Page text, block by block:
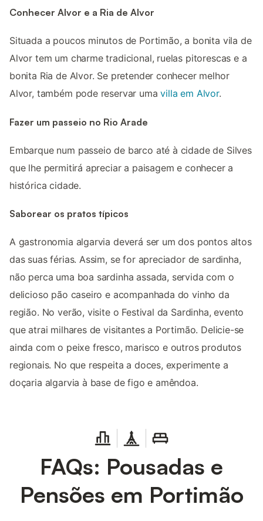
Conhecer Alvor e a Ria de Alvor
Situada a poucos minutos de Portimão, a bonita vila de
Alvor tem um charme tradicional, ruelas pitorescas e a
bonita Ria de Alvor. Se pretender conhecer melhor
Alvor, também pode reservar umavilla em Alvor.
Fazer um passeio no Rio Arade
Embarque num passeio de barco até à cidade de Silves
que lhe permitirá apreciar a paisagem e conhecer a
histórica cidade.
Saborear os pratos típicos
A gastronomia algarvia deverá ser um dos pontos altos
das suas férias. Assim, se for apreciador de sardinha,
não perca uma boa sardinha assada, servida com o
delicioso pão caseiro e acompanhada do vinho da
região. No verão, visite o Festival da Sardinha, evento
que atrai milhares de visitantes a Portimão. Delicie-se
ainda com o peixe fresco, marisco e outros produtos
regionais. No que respeita a doces, experimente a
doçaria algarvia à base de figo e amêndoa.
FAQs: Pousadas e
Pensões em Portimão